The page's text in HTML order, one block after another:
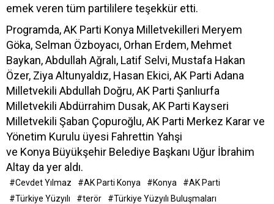
emek veren tüm partililere teşekkür etti.
Programda, AK Parti Konya Milletvekilleri Meryem
Göka, Selman Özboyacı, Orhan Erdem, Mehmet
Baykan, Abdullah Ağralı, Latif Selvi, Mustafa Hakan
Özer, Ziya Altunyaldız, Hasan Ekici, AK Parti Adana
Milletvekili Abdullah Doğru, AK Parti Şanlıurfa
Milletvekili Abdürrahim Dusak, AK Parti Kayseri
Milletvekili Şaban Çopuroğlu, AK Parti Merkez Karar ve
Yönetim Kurulu üyesi Fahrettin Yahşi
ve Konya Büyükşehir Belediye Başkanı Uğur İbrahim
Altay da yer aldı.
#Cevdet Yılmaz #AK Parti Konya #Konya
#AK Parti
#Türkiye Yüzyılı
#terör
#Türkiye Yüzyılı Buluşmaları